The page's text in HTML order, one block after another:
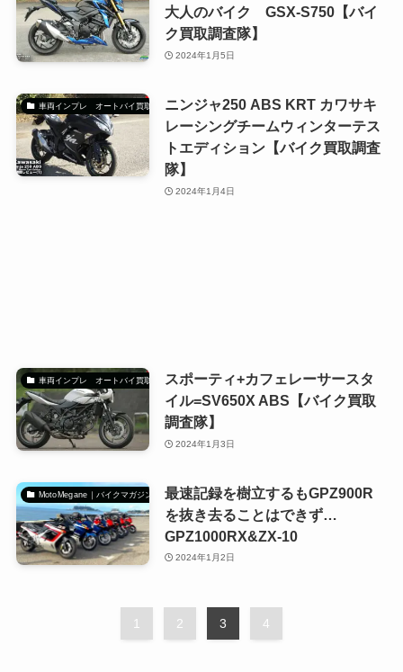
大人のバイク GSX-S750【バイ
ク買取調査隊】
2024年1月5日
車両インプレ オートバイ買取調査隊ニンジャ250 ABS KRT カワサキ
レーシングチームウィンターテス
トエディション【バイク買取調査
隊】
2024年1月4日
車両インプレ オートバイ買取調査隊スポーティ+カフェレーサースタ
イル=SV650X ABS【バイク買取
調査隊】
2024年1月3日
MotoMegane｜バイクマガジン
最速記録を樹立するもGPZ900R
を抜き去ることはできず…
GPZ1000RX&ZX-10
2024年1月2日
1 2 3 4